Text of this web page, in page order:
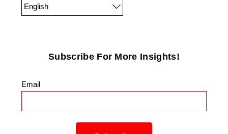
English
Subscribe For More Insights!
Email